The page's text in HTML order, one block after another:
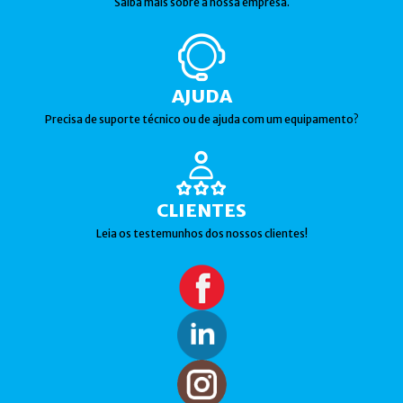
AJUDA
Precisa de suporte técnico ou de ajuda com um equipamento?
CLIENTES
Leia os testemunhos dos nossos clientes!